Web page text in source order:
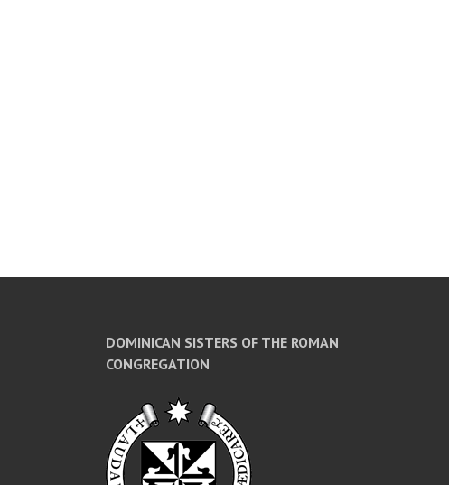
DOMINICAN SISTERS OF THE ROMAN
CONGREGATION